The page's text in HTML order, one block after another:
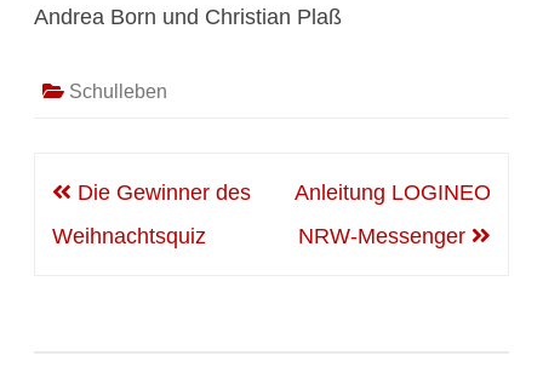
Andrea Born und Christian Plaß
Schulleben
Beitragsnavigation
Die Gewinner des
Weihnachtsquiz
Anleitung LOGINEO
NRW-Messenger